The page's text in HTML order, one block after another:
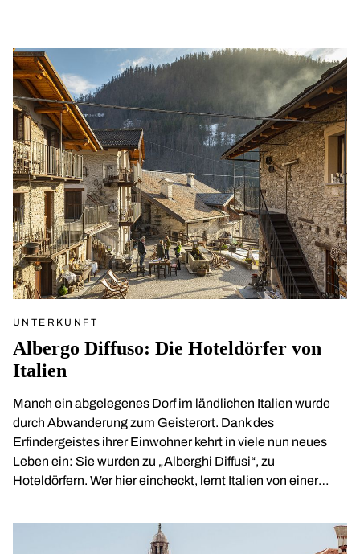
UNTERKUNFT
Albergo Diffuso: Die Hoteldörfer von
Italien
Manch ein abgelegenes Dorf im ländlichen Italien wurde
durch Abwanderung zum Geisterort. Dank des
Erfindergeistes ihrer Einwohner kehrt in viele nun neues
Leben ein: Sie wurden zu „Alberghi Diffusi“, zu
Hoteldörfern. Wer hier eincheckt, lernt Italien von einer